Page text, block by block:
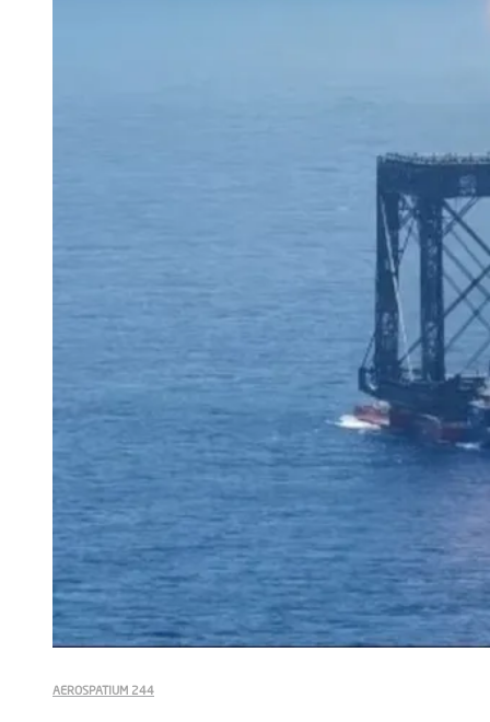
AEROSPATIUM 244